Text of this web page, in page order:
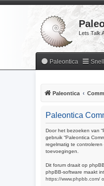
Lets Talk
Paleontica
Paleontica
Paleontica
Door het bezoeken van
gebruik “Paleontica
regelmatig te
toevoegingen.
Dit forum draait op
phpBB-software maakt
https://www.phpbb.com/